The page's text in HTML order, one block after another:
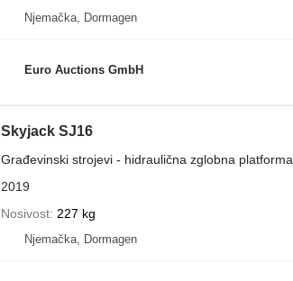
Njemačka, Dormagen
Euro Auctions GmbH
Skyjack SJ16
Građevinski strojevi - hidraulična zglobna platforma
2019
Nosivost 227 kg
Njemačka, Dormagen